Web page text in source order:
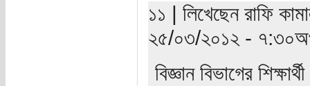
১১ | লিখেছেন রাফি
২৫/০৩/২০১২ -
বিজ্ঞান বিভাগের